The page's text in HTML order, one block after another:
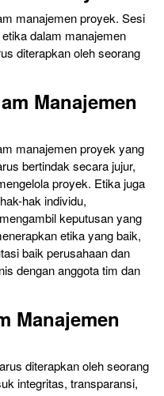
manajemen proyek. Sesi
dalam manajemen
diterapkan oleh seorang
Manajemen
manajemen proyek yang
bertindak secara jujur,
proyek. Etika juga
hak individu,
keputusan yang
etika yang baik,
baik perusahaan dan
dengan anggota tim dan
Manajemen
diterapkan oleh seorang
integritas, transparansi,